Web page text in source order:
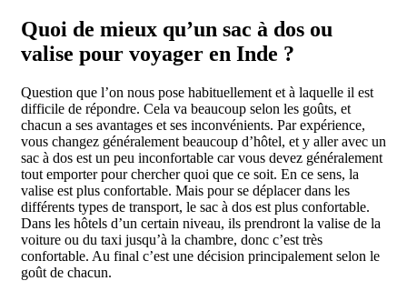
Quoi de mieux qu’un sac à dos ou
valise pour voyager en Inde ?
Question que l’on nous pose habituellement et à laquelle il est
difficile de répondre. Cela va beaucoup selon les goûts, et
chacun a ses avantages et ses inconvénients. Par expérience,
vous changez généralement beaucoup d’hôtel, et y aller avec un
sac à dos est un peu inconfortable car vous devez généralement
tout emporter pour chercher quoi que ce soit. En ce sens, la
valise est plus confortable. Mais pour se déplacer dans les
différents types de transport, le sac à dos est plus confortable.
Dans les hôtels d’un certain niveau, ils prendront la valise de la
voiture ou du taxi jusqu’à la chambre, donc c’est très
confortable. Au final c’est une décision principalement selon le
goût de chacun.